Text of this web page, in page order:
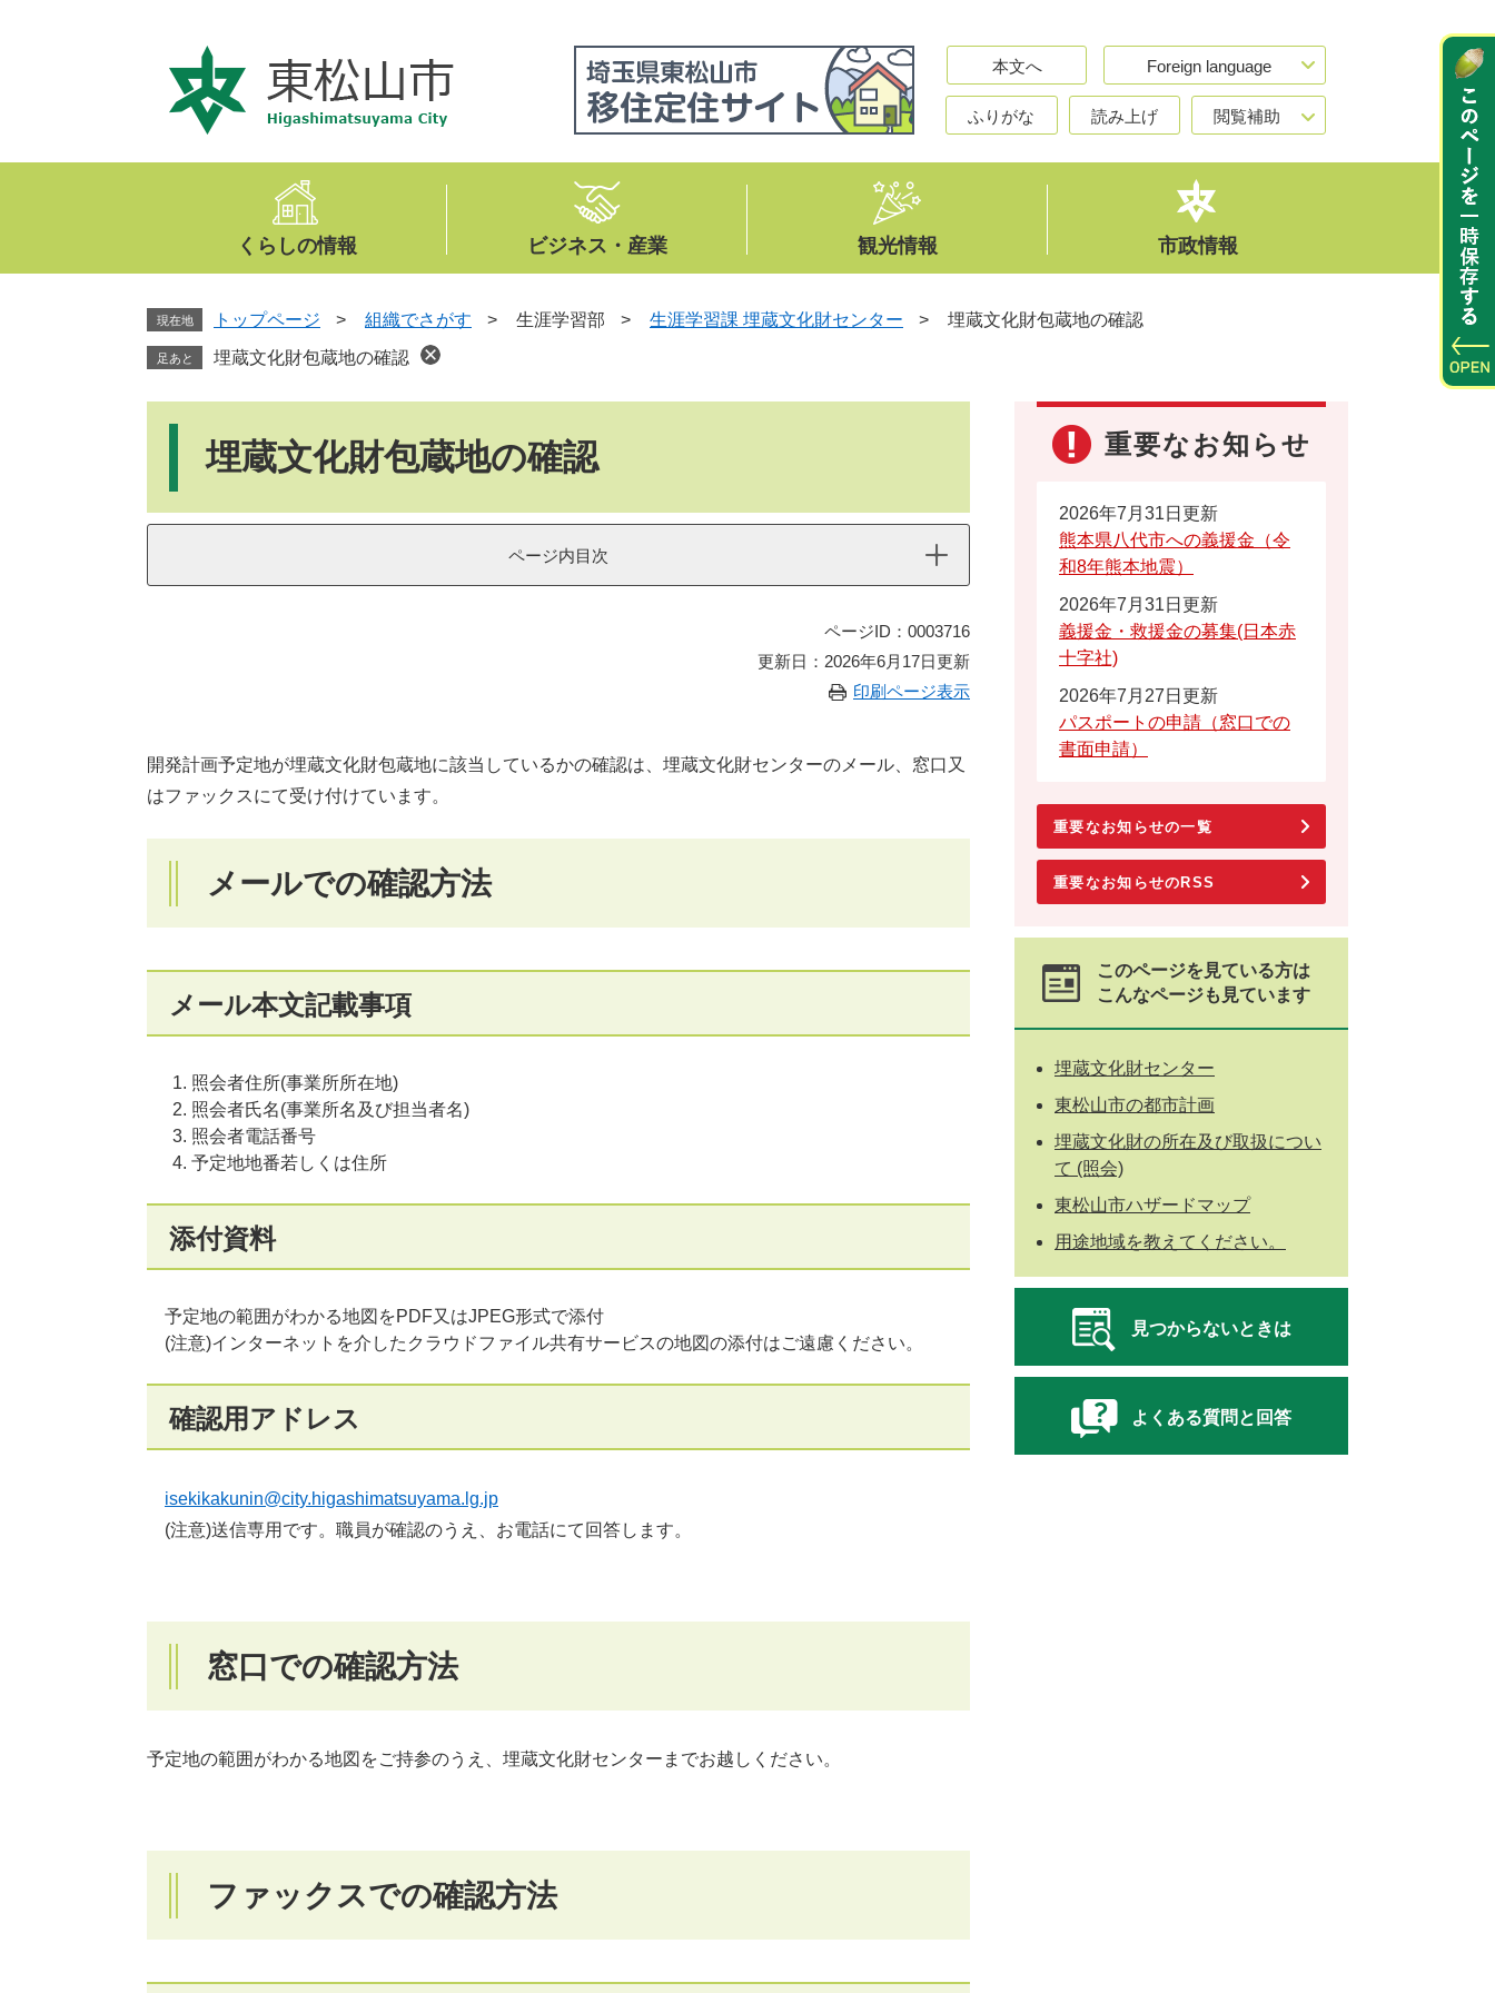
文
本文へ Foreign language
ふりがな 読み上げ 閲覧補助
くらしの情報 ビジネス・産業 観光情報 市政情報
現在地 トップページ > 組織でさがす > 生涯学習部 > 生涯学習課 埋蔵文化財センター > 埋蔵文化財包蔵地の確認
足あと 埋蔵文化財包蔵地の確認
埋蔵文化財包蔵地の確認
ページ内目次
ページID：0003716
更新日：2026年6月17日更新
印刷ページ表示
開発計画予定地が埋蔵文化財包蔵地に該当しているかの確認は、埋蔵文化財センターのメール、窓口又
はファックスにて受け付けています。
メールでの確認方法
メール本文記載事項
照会者住所(事業所所在地)
照会者氏名(事業所名及び担当者名)
照会者電話番号
予定地地番若しくは住所
添付資料
予定地の範囲がわかる地図をPDF又はJPEG形式で添付
(注意)インターネットを介したクラウドファイル共有サービスの地図の添付はご遠慮ください。
確認用アドレス
isekikakunin@city.higashimatsuyama.lg.jp
(注意)送信専用です。職員が確認のうえ、お電話にて回答します。
窓口での確認方法
予定地の範囲がわかる地図をご持参のうえ、埋蔵文化財センターまでお越しください。
ファックスでの確認方法
重要なお知らせ
2026年7月31日更新
熊本県八代市への義援金（令
和8年熊本地震）
2026年7月31日更新
義援金・救援金の募集(日本赤
十字社)
2026年7月27日更新
パスポートの申請（窓口での
書面申請）
重要なお知らせの一覧
重要なお知らせのRSS
このページを見ている方は
こんなページも見ています
埋蔵文化財センター
東松山市の都市計画
埋蔵文化財の所在及び取扱につい
て (照会)
東松山市ハザードマップ
用途地域を教えてください。
見つからないときは
よくある質問と回答